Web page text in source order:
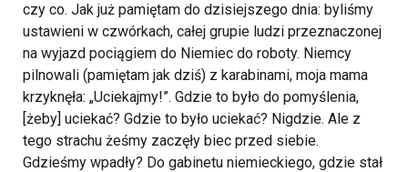
czy co. Jak już pamiętam do dzisiejszego dnia: byliśmy
ustawieni w czwórkach, całej grupie ludzi przeznaczonej
na wyjazd pociągiem do Niemiec do roboty. Niemcy
pilnowali (pamiętam jak dziś) z karabinami, moja mama
krzyknęła: „Uciekajmy!”. Gdzie to było do pomyślenia,
[żeby] uciekać? Gdzie to było uciekać? Nigdzie. Ale z
tego strachu żeśmy zaczęły biec przed siebie.
Gdzieśmy wpadły? Do gabinetu niemieckiego, gdzie stał